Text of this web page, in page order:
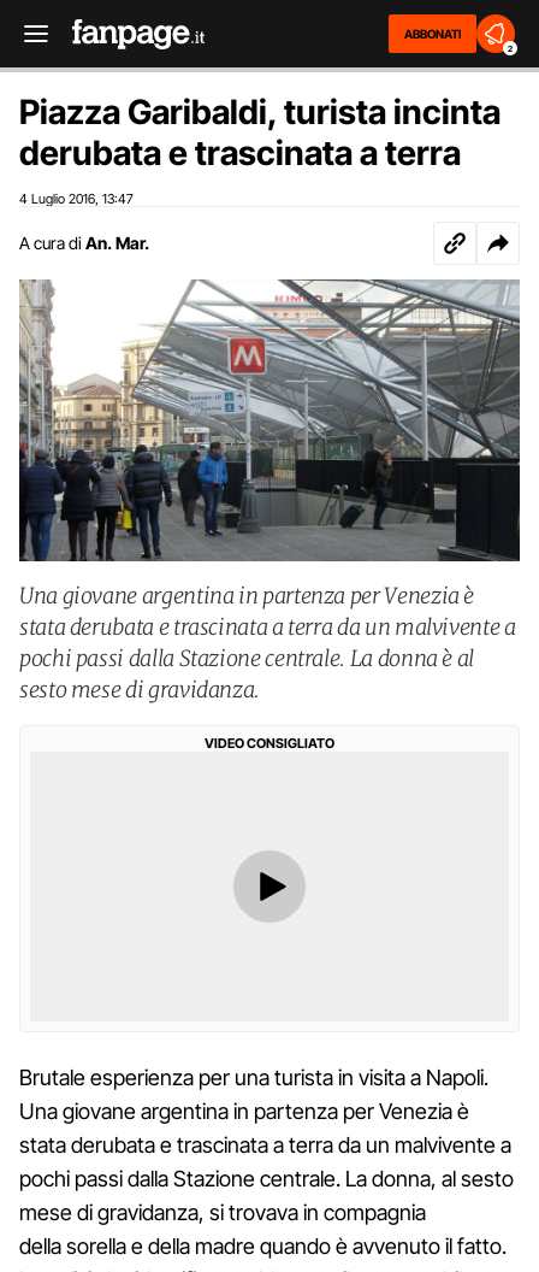
ABBONATI
2
Piazza Garibaldi, turista incinta
derubata e trascinata a terra
4 Luglio 2016 13:47
A cura di An. Mar.
Una giovane argentina in partenza per Venezia è
stata derubata e trascinata a terra da un malvivente a
pochi passi dalla Stazione centrale. La donna è al
sesto mese di gravidanza.
VIDEO CONSIGLIATO
Brutale esperienza per una turista in visita a Napoli.
Una giovane argentina in partenza per Venezia è
stata derubata e trascinata a terra da un malvivente a
pochi passi dalla Stazione centrale. La donna, al sesto
mese di gravidanza, si trovava in compagnia
della sorella e della madre quando è avvenuto il fatto.